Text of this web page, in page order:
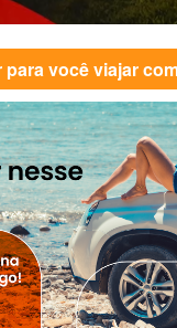
você viajar